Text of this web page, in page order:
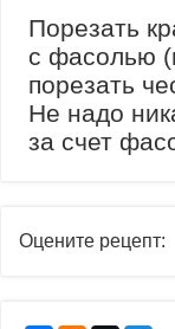
Порезать
с фасолью
порезать
Не надо
за счет
Оцените рецепт: